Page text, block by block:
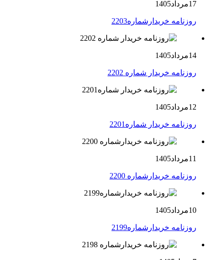
17مرداد1405
روزنامه خریدارشماره2203
14مرداد1405
روزنامه خریدار شماره 2202
12مرداد1405
روزنامه خریدار شماره2201
11مرداد1405
روزنامه خریدارشماره 2200
10مرداد1405
روزنامه خریدارشماره2199